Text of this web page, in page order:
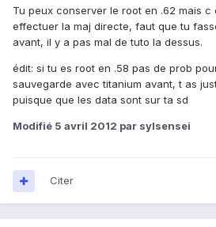
Tu peux conserver le root en .62 mais
effectuer la maj directe, faut que tu
avant, il y a pas mal de tuto la dessus.
édit: si tu es root en .58 pas de prob
sauvegarde avec titanium avant, t as
puisque que les data sont sur ta sd
Modifié 5 avril 2012 par sylsensei
Citer